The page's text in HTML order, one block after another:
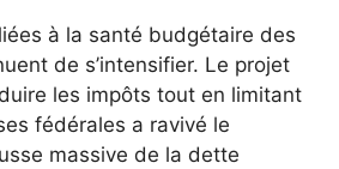
à la santé budgétaire des
de s’intensifier. Le projet
les impôts tout en limitant
fédérales a ravivé le
massive de la dette